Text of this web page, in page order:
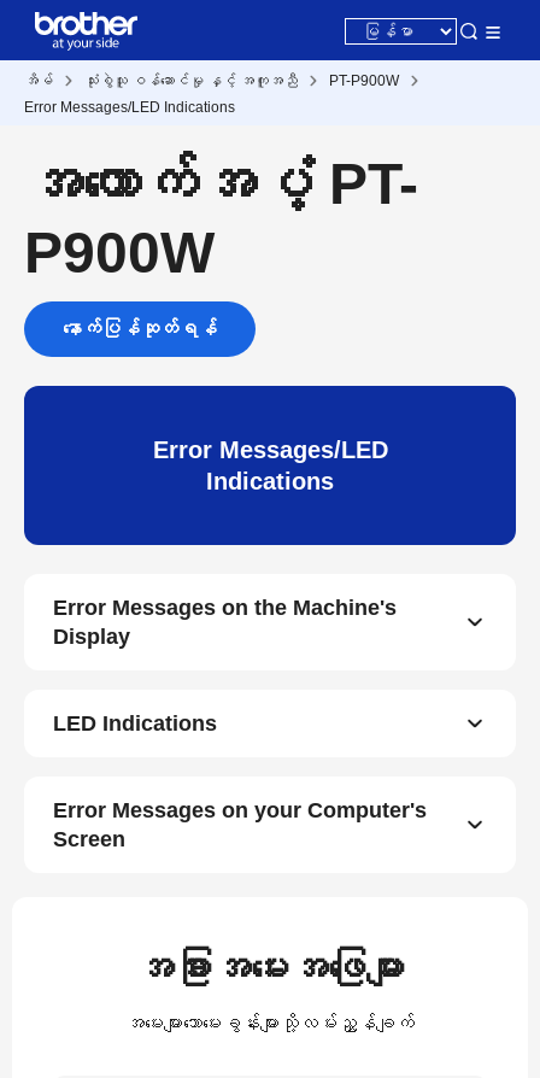
အိမ် သုံးစွဲသူ ဝန်ဆောင်မှု နှင့် အကူအညီ
PT-P900W
Error Messages/LED Indications
အထောက်အပံ့ PT-
P900W
နောက်ပြန်ဆုတ်ရန်
Error Messages/LED
Indications
Error Messages on the Machine's
Display
LED Indications
Error Messages on your Computer's
Screen
အခြားအမေးအဖြေများ
အမေးများသောမေးခွန်းများသို့လမ်းညွှန်ချက်